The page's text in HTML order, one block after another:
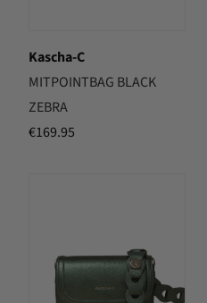
Kascha-C
MITPOINTBAG BLACK
ZEBRA
€169.95